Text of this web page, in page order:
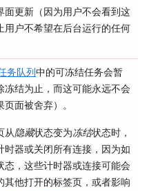
面更新（因为用户不会看到这
用户不希望在后台运行的任何
务队列中的可冻结任务会暂
冻结为止，而这可能永远不会
面被舍弃）。
从隐藏状态变为冻结状态时，
时器或关闭所有连接，因为如
态，这些计时器或连接可能会
其他打开的标签页，或者影响